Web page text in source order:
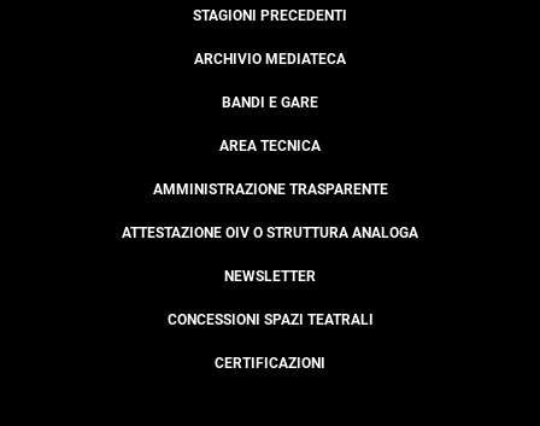
STAGIONI PRECEDENTI
ARCHIVIO MEDIATECA
BANDI E GARE
AREA TECNICA
AMMINISTRAZIONE TRASPARENTE
ATTESTAZIONE OIV O STRUTTURA ANALOGA
NEWSLETTER
CONCESSIONI SPAZI TEATRALI
CERTIFICAZIONI